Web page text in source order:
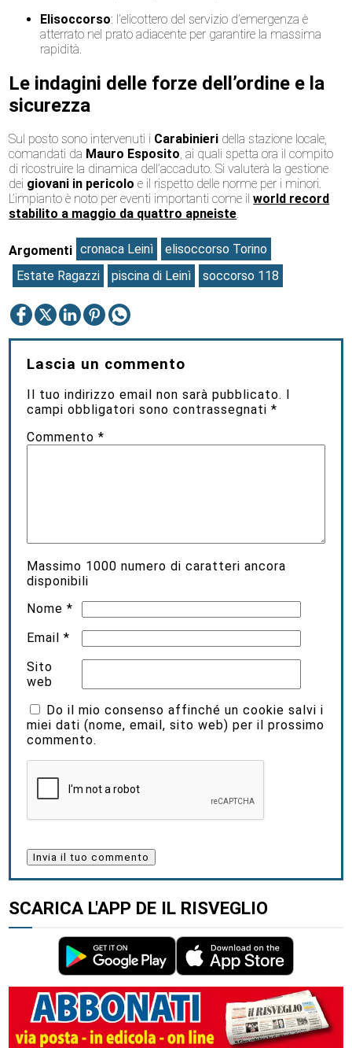
Elisoccorso: l’elicottero del servizio d’emergenza è
atterrato nel prato adiacente per garantire la massima
rapidità.
Le indagini delle forze dell’ordine e la
sicurezza
Sul posto sono intervenuti i Carabinieri della stazione locale,
comandati da Mauro Esposito, ai quali spetta ora il compito
di ricostruire la dinamica dell’accaduto. Si valuterà la gestione
dei giovani in pericolo e il rispetto delle norme per i minori.
L’impianto è noto per eventi importanti come ilworld record
stabilito a maggio da quattro apneiste.
Argomenti cronaca Leinì
elisoccorso Torino
Estate Ragazzi
piscina di Leinì soccorso 118
Lascia un commento
Il tuo indirizzo email non sarà pubblicato.
campi obbligatori sono contrassegnati*
Commento*
Massimo 1000 numero di caratteri ancora
disponibili
Nome*
Email*
Sito
web
Do il mio consenso affinché un cookie salvi i
miei dati (nome, email, sito web) per il prossimo
commento.
SCARICA L'APP DE IL RISVEGLIO